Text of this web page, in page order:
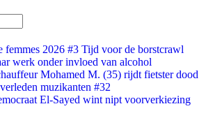
femmes 2026 #3 Tijd voor de borstcrawl
werk onder invloed van alcohol
Mohamed M. (35) rijdt fietster dood
muzikanten #32
El-Sayed wint nipt voorverkiezing